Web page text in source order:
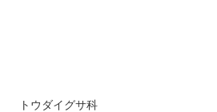
トウダイグサ科